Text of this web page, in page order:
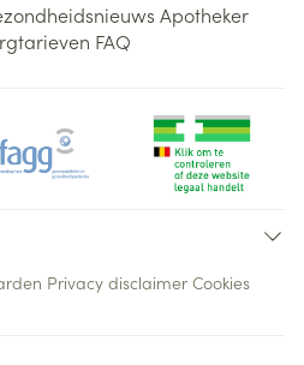
Apotheker
FAQ
Privacy disclaimer Cookies